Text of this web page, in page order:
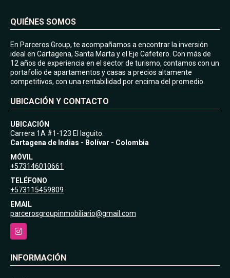
QUIÉNES SOMOS
En Parceros Group, te acompañamos a encontrar la inversión
ideal en Cartagena, Santa Marta y el Eje Cafetero. Con más de
12 años de experiencia en el sector de turismo, contamos con un
portafolio de apartamentos y casas a precios altamente
competitivos, con una rentabilidad por encima del promedio.
UBICACIÓN Y CONTACTO
UBICACIÓN
Carrera 1A #1-123 El laguito.
Cartagena de Indias - Bolívar - Colombia
MÓVIL
+573146010661
TELÉFONO
+573115459809
EMAIL
parcerosgroupinmobiliario@gmail.com
Instagram
INFORMACIÓN